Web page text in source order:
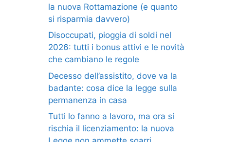
la nuova Rottamazione (e quanto
si risparmia davvero)
Disoccupati, pioggia di soldi nel
2026: tutti i bonus attivi e le novità
che cambiano le regole
Decesso dell’assistito, dove va la
badante: cosa dice la legge sulla
permanenza in casa
Tutti lo fanno a lavoro, ma ora si
rischia il licenziamento: la nuova